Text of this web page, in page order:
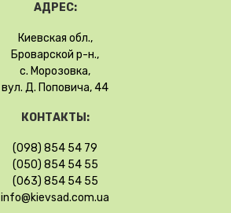
АДРЕС:
Киевская обл.,
Броварской р-н.,
с. Морозовка,
вул. Д. Поповича, 44
КОНТАКТЫ:
(098) 854 54 79
(050) 854 54 55
(063) 854 54 55
info@kievsad.com.ua